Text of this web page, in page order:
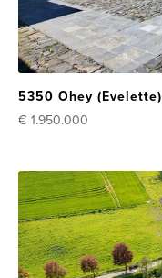
5350 Ohey (Evelette)
€ 1.950.000